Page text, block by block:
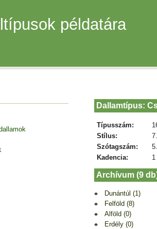
példatára
Dallamtípus:
Típusszám:
Stílus:
Szótagszám:
Kadencia:
1
Archívum (9
Dunántúl (1)
Felföld (8)
Alföld (0)
Erdély (0)